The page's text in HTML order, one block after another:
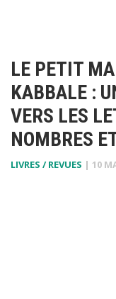
LE PETIT
KABBALE :
VERS LES
NOMBRES
LIVRES / REVUES | 10